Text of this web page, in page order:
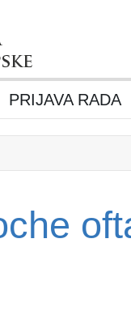
PRIJAVA RADA